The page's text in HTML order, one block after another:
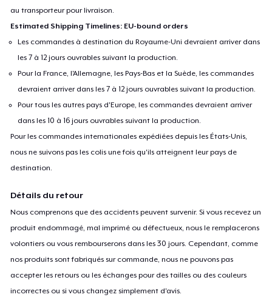
au transporteur pour livraison.
Estimated Shipping Timelines: EU-bound orders
Les commandes à destination du Royaume-Uni devraient arriver dans
les 7 à 12 jours ouvrables suivant la production.
Pour la France, l'Allemagne, les Pays-Bas et la Suède, les commandes
devraient arriver dans les 7 à 12 jours ouvrables suivant la production.
Pour tous les autres pays d'Europe, les commandes devraient arriver
dans les 10 à 16 jours ouvrables suivant la production.
Pour les commandes internationales expédiées depuis les États-Unis,
nous ne suivons pas les colis une fois qu'ils atteignent leur pays de
destination.
Détails du retour
Nous comprenons que des accidents peuvent survenir. Si vous recevez un
produit endommagé, mal imprimé ou défectueux, nous le remplacerons
volontiers ou vous rembourserons dans les 30 jours. Cependant, comme
nos produits sont fabriqués sur commande, nous ne pouvons pas
accepter les retours ou les échanges pour des tailles ou des couleurs
incorrectes ou si vous changez simplement d'avis.